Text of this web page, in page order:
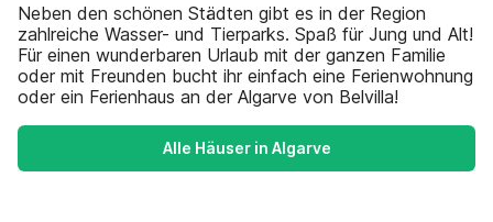
Neben den schönen Städten gibt es in der Region
zahlreiche Wasser- und Tierparks. Spaß für Jung und Alt!
Für einen wunderbaren Urlaub mit der ganzen Familie
oder mit Freunden bucht ihr einfach eine Ferienwohnung
oder ein Ferienhaus an der Algarve von Belvilla!
Alle Häuser in Algarve